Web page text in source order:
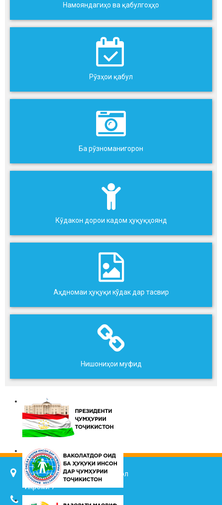
Намояндагиҳо ва қабулгоҳҳо
Рӯзҳои қабул
Ба рӯзноманигорон
Кӯдакон дорои кадом ҳуқуқҳоянд
Аҳдномаи ҳуқуқи кўдак дар тасвир
Нишониҳои муфид
734025, ш. Душанбе, кӯч. Ҷалол
Икромӣ 7
(+992 37) 2217352